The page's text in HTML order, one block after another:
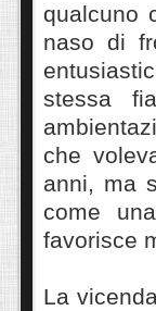
qualcuno
naso di
stessa
che
anni, ma
come
favorisce
La